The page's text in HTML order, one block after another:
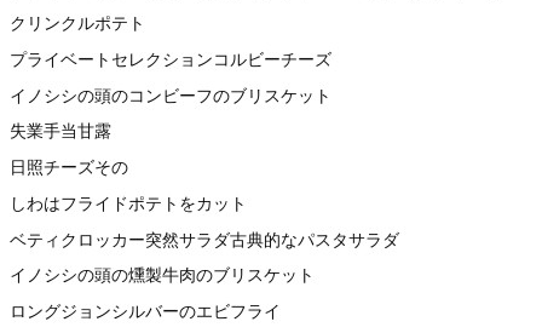
クリンクルポテト
プライベートセレクションコルビーチーズ
イノシシの頭のコンビーフのブリスケット
失業手当甘露
日照チーズその
しわはフライドポテトをカット
ベティクロッカー突然サラダ古典的なパスタサラダ
イノシシの頭の燻製牛肉のブリスケット
ロングジョンシルバーのエビフライ